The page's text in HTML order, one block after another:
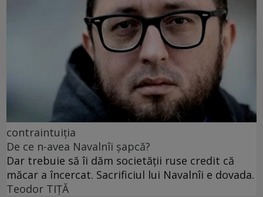
contraintuiția
De ce n-avea Navalnîi șapcă?
Dar trebuie să îi dăm societății ruse credit că
măcar a încercat. Sacrificiul lui Navalnîi e dovada.
Teodor TIŢĂ